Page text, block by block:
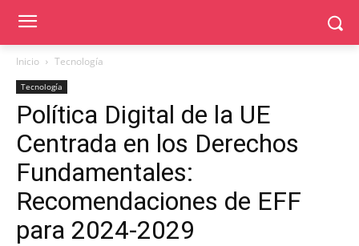
Inicio Tecnología
Tecnología
Política Digital de la UE
Centrada en los Derechos
Fundamentales:
Recomendaciones de EFF
para 2024-2029